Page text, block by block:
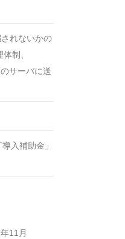
れないかの
制、
サーバに送
入補助金」
11月